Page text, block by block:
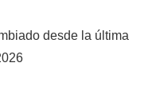
desde la última